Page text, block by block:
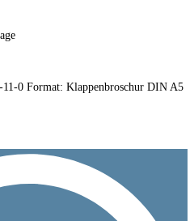
0 Format: Klappenbroschur DIN A5